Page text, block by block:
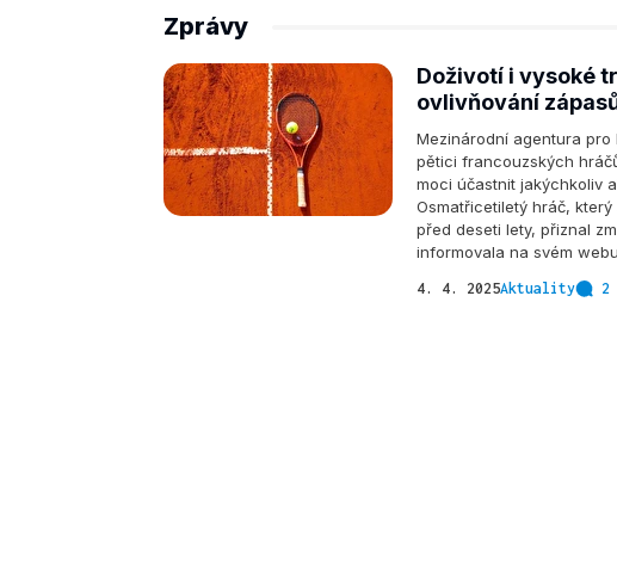
Zprávy
Doživotí i vysoké
ovlivňování
Mezinárodní agentura
pětici francouzských
moci účastnit jakýchkoliv
Osmatřicetiletý hráč,
před deseti lety, přiznal
informovala na svém
4. 4. 2025Aktuality 2